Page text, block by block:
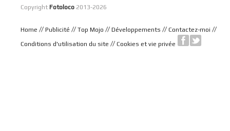
Copyright Fotoloco 2013-2026
Home // Publicité // Top Mojo // Développements // Contactez-moi //
Conditions d'utilisation du site // Cookies et vie privée